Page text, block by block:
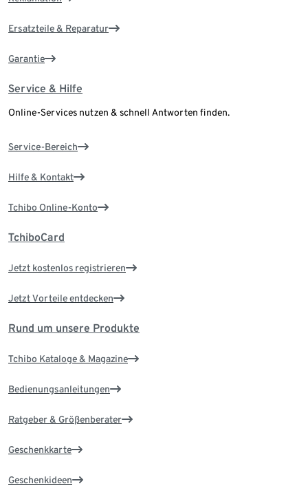
Ersatzteile & Reparatur
Garantie
Service & Hilfe
Online-Services nutzen & schnell Antworten finden.
Service-Bereich
Hilfe & Kontakt
Tchibo Online-Konto
TchiboCard
Jetzt kostenlos registrieren
Jetzt Vorteile entdecken
Rund um unsere Produkte
Tchibo Kataloge & Magazine
Bedienungsanleitungen
Ratgeber & Größenberater
Geschenkkarte
Geschenkideen